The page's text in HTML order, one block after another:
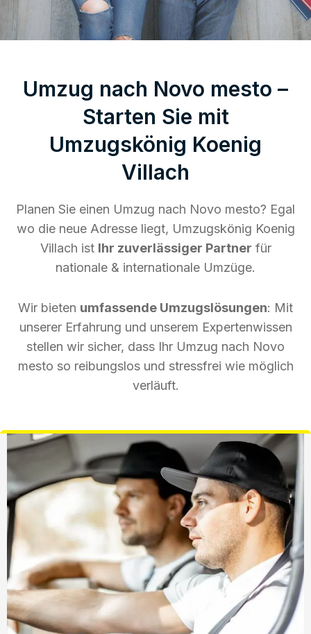
Umzug nach Novo mesto –
Starten Sie mit
Umzugskönig Koenig
Villach
Planen Sie einen Umzug nach Novo mesto? Egal
wo die neue Adresse liegt, Umzugskönig Koenig
Villach ist Ihr zuverlässiger Partner für
nationale & internationale Umzüge.
Wir bieten umfassende Umzugslösungen: Mit
unserer Erfahrung und unserem Expertenwissen
stellen wir sicher, dass Ihr Umzug nach Novo
mesto so reibungslos und stressfrei wie möglich
verläuft.